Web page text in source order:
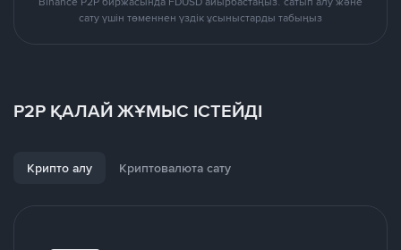
сату үшін төменнен үздік ұсыныстарды табыңыз
P2P ҚАЛАЙ ЖҰМЫС ІСТЕЙДІ
Крипто алу Криптовалюта сату